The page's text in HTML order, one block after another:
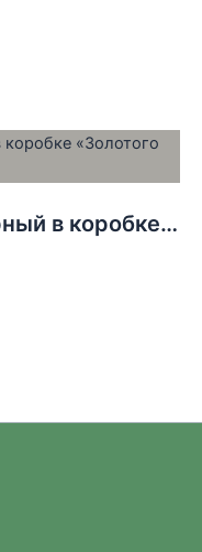
Чай новогодний чёрный в коробке «Золотого 2025 года», 20 г.